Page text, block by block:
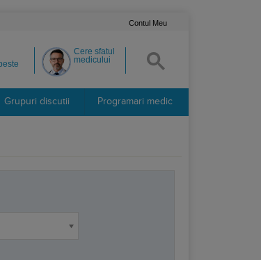
Contul Meu
Cere sfatul
medicului
Grupuri discutii Programari medic